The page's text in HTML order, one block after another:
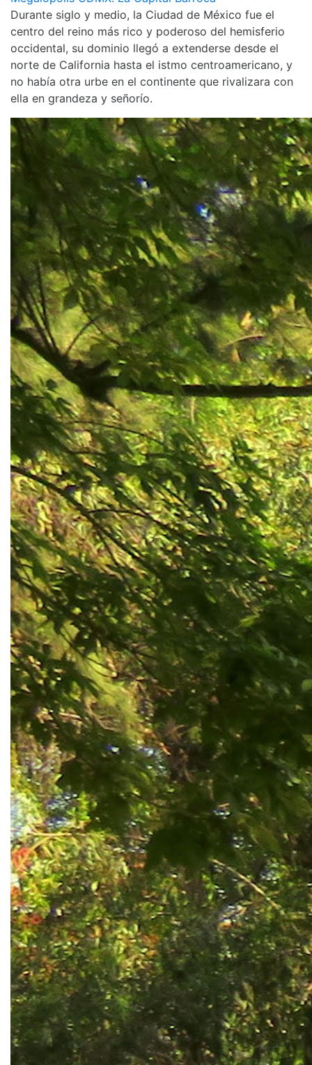
Durante siglo y medio, la Ciudad de México fue el
centro del reino más rico y poderoso del hemisferio
occidental, su dominio llegó a extenderse desde el
norte de California hasta el istmo centroamericano, y
no había otra urbe en el continente que rivalizara con
ella en grandeza y señorío.